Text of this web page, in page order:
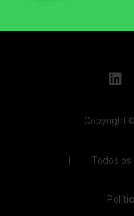
Copyright
| Todos os